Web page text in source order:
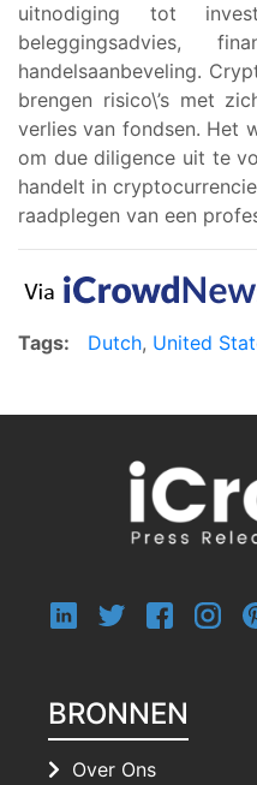
uitnodiging tot
beleggingsadvies,
handelsaanbeveling.
brengen risico\’s met
verlies van fondsen. Het
om due diligence uit te
handelt in
raadplegen van een
Tags: Dutch, United
BRONNEN
Over Ons